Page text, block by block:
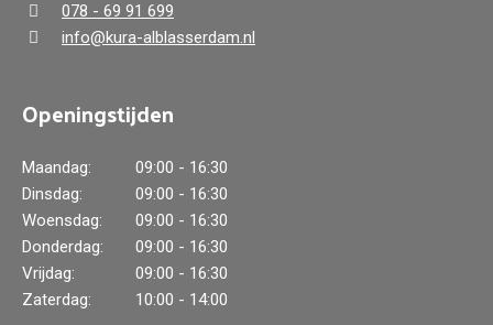
078 - 69 91 699
info@kura-alblasserdam.nl
Openingstijden
Maandag:
09:00 - 16:30
Dinsdag:
09:00 - 16:30
Woensdag:
09:00 - 16:30
Donderdag:
09:00 - 16:30
Vrijdag:
09:00 - 16:30
Zaterdag:
10:00 - 14:00